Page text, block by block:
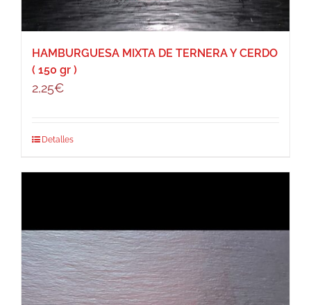
HAMBURGUESA MIXTA DE TERNERA Y CERDO
( 150 gr )
2,25€
Detalles